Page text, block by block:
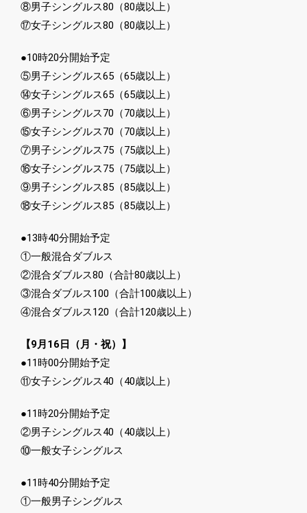
⑧男子シングルス80（80歳以上）
⑰女子シングルス80（80歳以上）
●10時20分開始予定
⑤男子シングルス65（65歳以上）
⑭女子シングルス65（65歳以上）
⑥男子シングルス70（70歳以上）
⑮女子シングルス70（70歳以上）
⑦男子シングルス75（75歳以上）
⑯女子シングルス75（75歳以上）
⑨男子シングルス85（85歳以上）
⑱女子シングルス85（85歳以上）
●13時40分開始予定
①一般混合ダブルス
②混合ダブルス80（合計80歳以上）
③混合ダブルス100（合計100歳以上）
④混合ダブルス120（合計120歳以上）
【9月16日（月・祝）】
●11時00分開始予定
⑪女子シングルス40（40歳以上）
●11時20分開始予定
②男子シングルス40（40歳以上）
⑩一般女子シングルス
●11時40分開始予定
①一般男子シングルス